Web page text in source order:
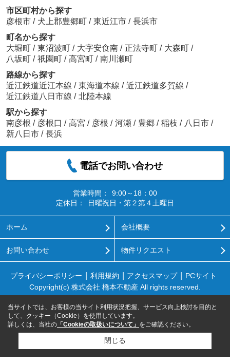
市区町村から探す
彦根市 / 犬上郡豊郷町 / 東近江市 / 長浜市
町名から探す
大堀町 / 東沼波町 / 大字安食南 / 正法寺町 / 大森町 /
八坂町 / 祇園町 / 高宮町 / 南川瀬町
路線から探す
近江鉄道近江本線 / 東海道本線 / 近江鉄道多賀線 /
近江鉄道八日市線 / 北陸本線
駅から探す
南彦根 / 彦根口 / 高宮 / 彦根 / 河瀬 / 豊郷 / 稲枝 / 八日市 /
新八日市 / 長浜
電話でお問い合わせ
営業時間：
9:00～18：00
定休日：
日曜祝日・第２第４土曜日
ホーム 会社概要
お問い合わせ 物件リクエスト
プライバシーポリシー 利用規約 アクセスマップ
PCサイト
Copyright(c) 株式会社 橋本不動産 All rights reserved.
当サイトでは、お客様の当サイト利用状況把握、サービス向上検討を目的と
して、クッキー（Cookie）を使用しています。
詳しくは、当社の 「Cookieの取扱いについて」 をご確認ください。
閉じる